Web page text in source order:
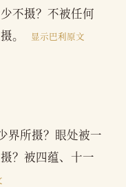
不摄？不被任何
。
显示巴利原文
界所摄？眼处被一
？被四蕴、十一